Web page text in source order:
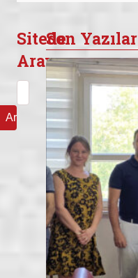
Sitede
Arayın
Arama:
Son Yazılar